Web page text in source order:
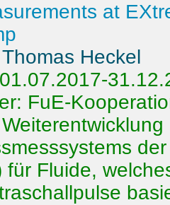
at
Heckel
FuE-
für Fluide,